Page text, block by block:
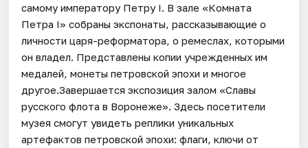
самому императору Петру I. В зале «Комната
Петра I» собраны экспонаты, рассказывающие о
личности царя-реформатора, о ремеслах, которыми
он владел. Представлены копии учрежденных им
медалей, монеты петровской эпохи и многое
другое.Завершается экспозиция залом «Славы
русского флота в Воронеже». Здесь посетители
музея смогут увидеть реплики уникальных
артефактов петровской эпохи: флаги, ключи от